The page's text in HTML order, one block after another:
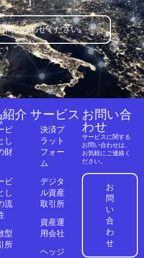
問い合わせください。
介
ビ
し
財
ビ
し
流
型
所
サービス
決済プ
ラット
フォー
ム
デジタ
ル資産
取引所
資産運
用会社
ヘッジ
お問い合
わせ
サービスに関する
お問い合わせは、
お気軽にご連絡く
ださい。
お
問
い
合
わ
せ